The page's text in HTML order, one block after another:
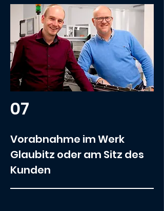
07
Vorabnahme im Werk
Glaubitz oder am Sitz des
Kunden